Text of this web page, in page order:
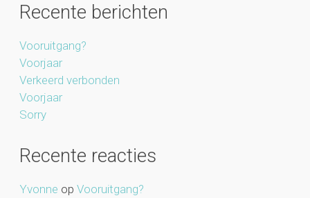
Recente berichten
Vooruitgang?
Voorjaar
Verkeerd verbonden
Voorjaar
Sorry
Recente reacties
Yvonne op Vooruitgang?